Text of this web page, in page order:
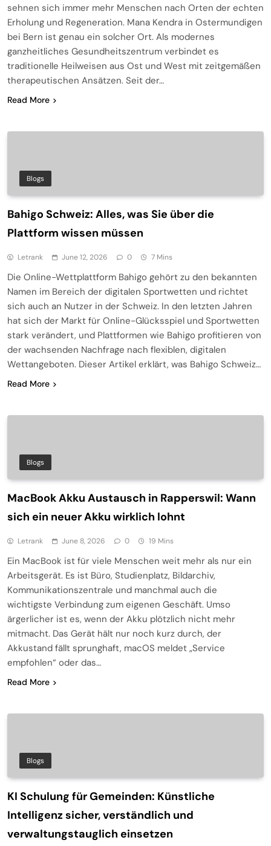
sehnen sich immer mehr Menschen nach Orten der echten
Erholung und Regeneration. Mana Kendra in Ostermundigen
bei Bern ist genau ein solcher Ort. Als modernes
ganzheitliches Gesundheitszentrum verbindet es
traditionelle Heilweisen aus Ost und West mit zeitgemäßen
therapeutischen Ansätzen. Seit der…
Read More
Blogs
Bahigo Schweiz: Alles, was Sie über die
Plattform wissen müssen
Letrank June 12, 2026 0 7 Mins
Die Online-Wettplattform Bahigo gehört zu den bekannten
Namen im Bereich der digitalen Sportwetten und richtet
sich auch an Nutzer in der Schweiz. In den letzten Jahren
hat sich der Markt für Online-Glücksspiel und Sportwetten
stark verändert, und Plattformen wie Bahigo profitieren von
der wachsenden Nachfrage nach flexiblen, digitalen
Wettangeboten. Dieser Artikel erklärt, was Bahigo Schweiz…
Read More
Blogs
MacBook Akku Austausch in Rapperswil: Wann
sich ein neuer Akku wirklich lohnt
Letrank June 8, 2026 0 19 Mins
Ein MacBook ist für viele Menschen weit mehr als nur ein
Arbeitsgerät. Es ist Büro, Studienplatz, Bildarchiv,
Kommunikationszentrale und manchmal auch die
wichtigste Verbindung zum eigenen Geschäft. Umso
ärgerlicher ist es, wenn der Akku plötzlich nicht mehr
mitmacht. Das Gerät hält nur noch kurz durch, der
Akkustand fällt sprunghaft, macOS meldet „Service
empfohlen“ oder das…
Read More
Blogs
KI Schulung für Gemeinden: Künstliche
Intelligenz sicher, verständlich und
verwaltungstauglich einsetzen